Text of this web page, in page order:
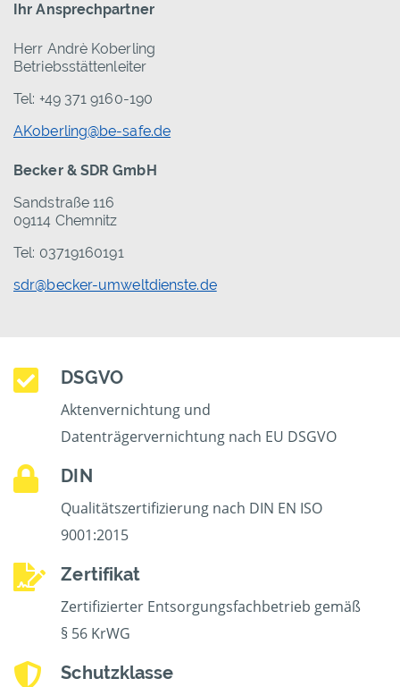
Ihr Ansprechpartner
Herr Andrè Koberling
Betriebsstättenleiter
Tel: +49 371 9160-190
AKoberling@be-safe.de
Becker & SDR GmbH
Sandstraße 116
09114 Chemnitz
Tel: 03719160191
sdr@becker-umweltdienste.de
DSGVO
Aktenvernichtung und
Datenträgervernichtung nach EU DSGVO
DIN
Qualitätszertifizierung nach DIN EN ISO
9001:2015
Zertifikat
Zertifizierter Entsorgungsfachbetrieb gemäß
§ 56 KrWG
Schutzklasse